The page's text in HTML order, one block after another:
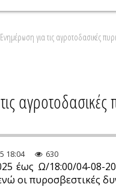
Ενημέρωση για τις αγροτοδασικές
18:04 630
έως Ω/18:00/04-08-
οι πυροσβεστικές